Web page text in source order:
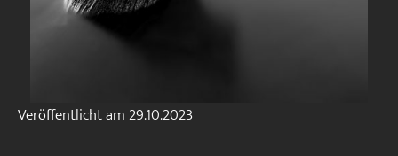
Veröffentlicht am29.10.2023